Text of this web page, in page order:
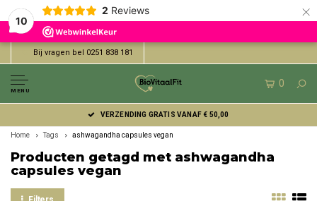
10
2 Reviews ×
Bij vragen bel 0251 838 181
MENU
0
VERZENDING GRATIS VANAF € 50,00
Home Tags ashwagandha capsules vegan
Producten getagd met ashwagandha
capsules vegan